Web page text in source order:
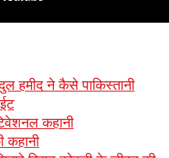
हमीद ने कैसे पाकिस्तानी
कहानी
कहानी